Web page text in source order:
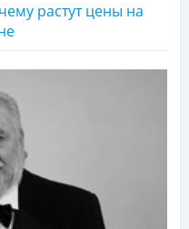
растут цены на